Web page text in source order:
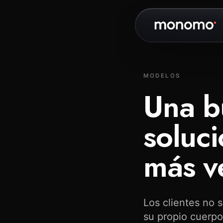
MODELOS
Una
más
Los clientes no
su propio